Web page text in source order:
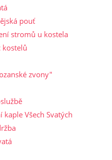
pouť
stromů u kostela
kostelů
zvony"
Všech Svatých